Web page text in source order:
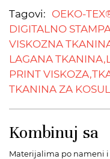
Tagovi: OEKO-
DIGITALNO
VISKOZNA
LAGANA TKANINA,
PRINT VISKOZA,
TKANINA ZA
Kombinuj sa
Materijalima po nameni